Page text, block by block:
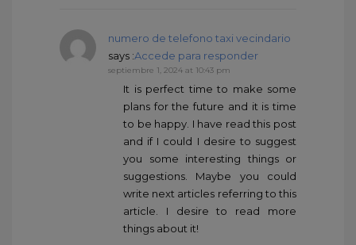
numero de telefono taxi vecindario
says :Accede para responder
septiembre 1, 2024 at 10:43 pm
It is perfect time to make some
plans for the future and it is time
to be happy. I have read this post
and if I could I desire to suggest
you some interesting things or
suggestions. Maybe you could
write next articles referring to this
article. I desire to read more
things about it!